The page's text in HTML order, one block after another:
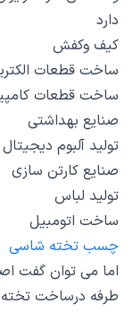
دارد
کیف وکفش
ساخت قطعات
ساخت قطعات
صنایع بهداشتی
تولید آلبوم دیجیتال
صنایع کارتن سازی
تولید لباس
ساخت اتومبیل
چسب تخته شاسی
طرفه درساخت